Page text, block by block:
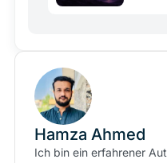
Hamza Ahmed
Ich bin ein erfahrener